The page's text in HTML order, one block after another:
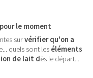
le moment
survérifier qu'on a
quels sont les éléments
de lait dès le départ...